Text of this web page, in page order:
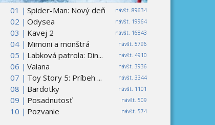
01 | návšt. 89634
Spider-Man: Nový deň
02 |
návšt. 19964
Odysea
03 |
návšt. 16843
Kavej 2
04 |
návšt. 5796
Mimoni a monštrá
05 |
návšt. 4910
Labková patrola: Din...
06 |
návšt. 3936
Vaiana
07 |
návšt. 3344
Toy Story 5: Príbeh ...
08 |
návšt. 1101
Bardotky
09 |
návšt. 509
Posadnutosť
10 |
návšt. 574
Pozvanie